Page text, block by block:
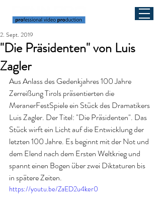
"Die Präsidenten" von Luis
Zagler
2. Sept. 2019
Aus Anlass des Gedenkjahres 100 Jahre
Zerreißung Tirols präsentierten die
MeranerFestSpiele ein Stück des Dramatikers
Luis Zagler. Der Titel: "Die Präsidenten". Das
Stück wirft ein Licht auf die Entwicklung der
letzten 100 Jahre. Es beginnt mit der Not und
dem Elend nach dem Ersten Weltkrieg und
spannt einen Bogen über zwei Diktaturen bis
in spätere Zeiten.
https://youtu.be/ZaED2u4ker0